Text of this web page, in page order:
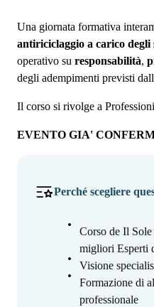
Una giornata formativa
antiriciclaggio a carico degli
operativo su responsabilità,
degli adempimenti previsti
Il corso si rivolge a
EVENTO GIA'
Perché scegliere
Corso de Il
migliori Esperti
Visione
Formazione di
professionale